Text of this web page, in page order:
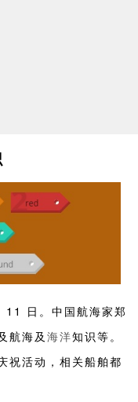
日。中国航海家郑
航海及海洋知识等。
祝活动，相关船舶都